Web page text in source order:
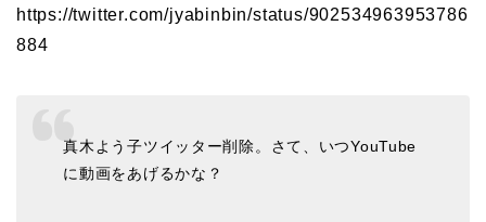
https://twitter.com/jyabinbin/status/902534963953786
884
真木よう子ツイッター削除。さて、いつYouTube
に動画をあげるかな？